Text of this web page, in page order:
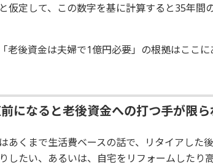
仮定して、この数字を基に計算すると35年間
老後資金は夫婦で1億円必要」の根拠はここに
になると老後資金への打つ手が限ら
あくまで生活費ベースの話で、リタイアした
したい、あるいは、自宅をリフォームしたり